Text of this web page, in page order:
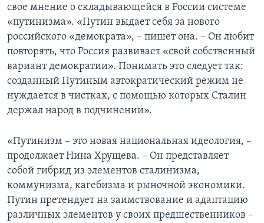
свое мнение о складывающейся в России системе
«путинизма». «Путин выдает себя за нового
российского «демократа», – пишет она. – Он любит
повторять, что Россия развивает «свой собственный
вариант демократии». Понимать это следует так:
созданный Путиным автократический режим не
нуждается в чистках, с помощью которых Сталин
держал народ в подчинении».
«Путинизм – это новая национальная идеология, –
продолжает Нина Хрущева. – Он представляет
собой гибрид из элементов сталинизма,
коммунизма, кагебизма и рыночной экономики.
Путин претендует на заимствование и адаптацию
различных элементов у своих предшественников –